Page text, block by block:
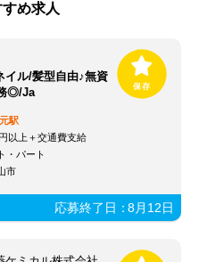
め求人
イル/髪型自由♪無資
◎/Ja
駅
以上＋交通費支給
・パート
市
応募終了日：8月12日